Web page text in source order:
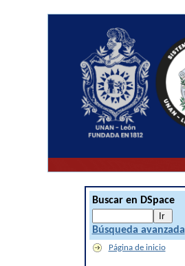
Buscar en DSpace
Búsqueda avanzada
Página de inicio